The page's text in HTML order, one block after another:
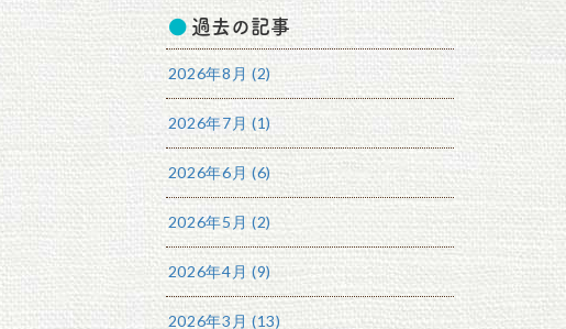
過去の記事
2026年8月 (2)
2026年7月 (1)
2026年6月 (6)
2026年5月 (2)
2026年4月 (9)
2026年3月 (13)